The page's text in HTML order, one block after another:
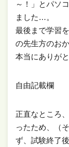
～！」とパソ
ました…。
最後まで学習
の先生方のおか
本当にありが
自由記載欄
正直なところ
ったため、（
ず、試験終了